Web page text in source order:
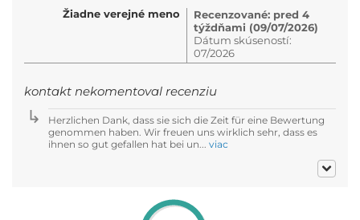
Žiadne verejné meno
Recenzované: pred 4
týždňami (09/07/2026)
Dátum skúseností:
07/2026
kontakt nekomentoval recenziu
Herzlichen Dank, dass sie sich die Zeit für eine Bewertung
genommen haben. Wir freuen uns wirklich sehr, dass es
ihnen so gut gefallen hat bei un... viac